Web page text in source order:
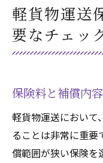
軽貨物運送
要なチェッ
保険料と補償内
軽貨物運送において
ることは非常に重要
償範囲が狭い保険を